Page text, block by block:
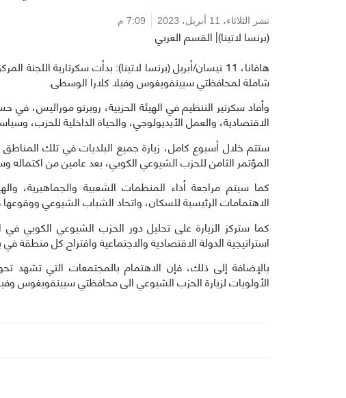
نشر الثلاثاء، 11 أبريل، 2023 7:09 م
(برنسا لاتينا)| القسم العربي
هافانا، 11 نيسان/أبريل (برنسا لاتينا): بدأت سكرتارية
شاملة لمحافظتي سيينفويغوس وفيلا كلارا الوسطى.
وأفاد سكرتير التنظيم في الهيئة الحزبية، روبرتو موراليس، في
الاقتصادية، والعمل الأيديولوجي، والحياة الداخلية للحزب،
ستتم خلال أسبوع كامل، زيارة جميع البلديات في تلك المناطق
المؤتمر الثامن للحزب الشيوعي الكوبي، بعد عامين من اكتماله
كما سيتم مراجعة أداء المنظمات الشعبية والجماهيرية،
الاهتمامات الرئيسية للسكان، واتحاد الشباب الشيوعي
كما ستركز الزيارة على تحليل دور الحزب الشيوعي الكوبي
استراتيجية الدولة الاقتصادية والاجتماعية واقتراح كل منطقة في
بالإضافة إلى ذلك، فإن الاهتمام بالمجتمعات التي تشهد
الأولويات لزيارة الحزب الشيوعي الى محافظتي سيينفويغوس